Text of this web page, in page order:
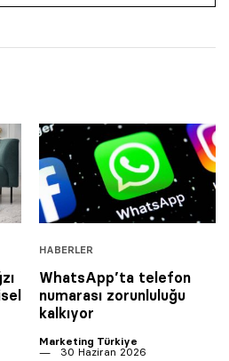
HABERLER
WhatsApp’ta telefon
numarası zorunluluğu
kalkıyor
Marketing Türkiye
30 Haziran 2026